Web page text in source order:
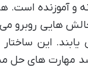
و آموزنده است.
هایی روبرو
این
مهارت های حل